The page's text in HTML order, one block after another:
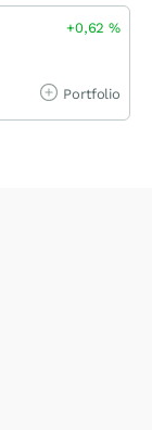
+0,62%
Portfolio